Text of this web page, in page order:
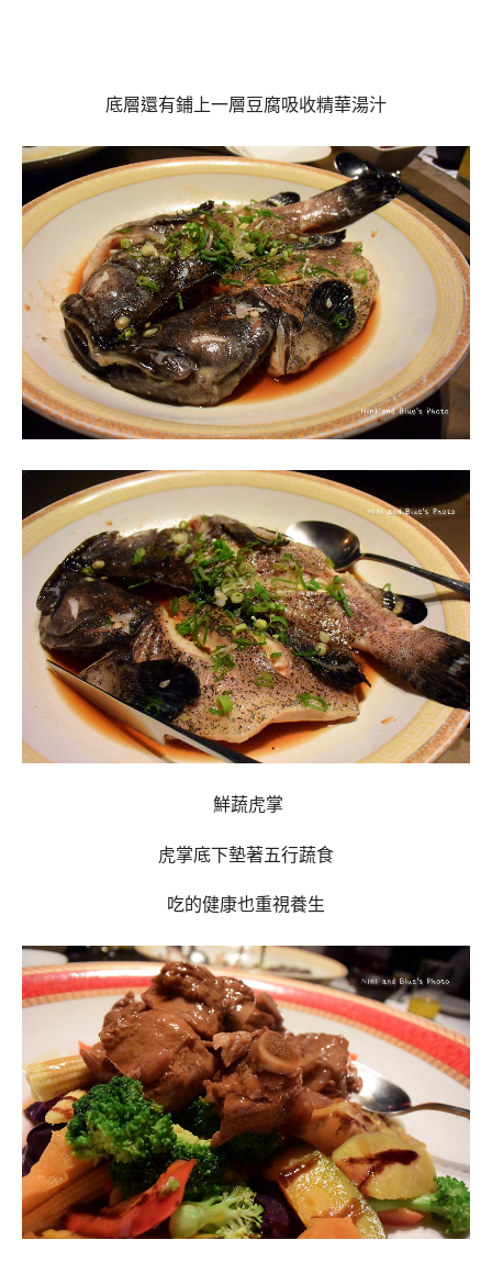
底層還有鋪上一層豆腐吸收精華湯汁
鮮蔬虎掌
虎掌底下墊著五行蔬食
吃的健康也重視養生